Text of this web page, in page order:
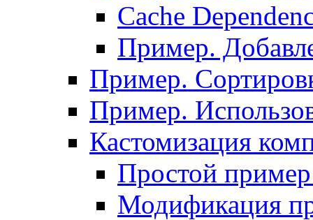
Сache
Пример.
Пример.
Пример.
Кастомизация
Простой
Модификация